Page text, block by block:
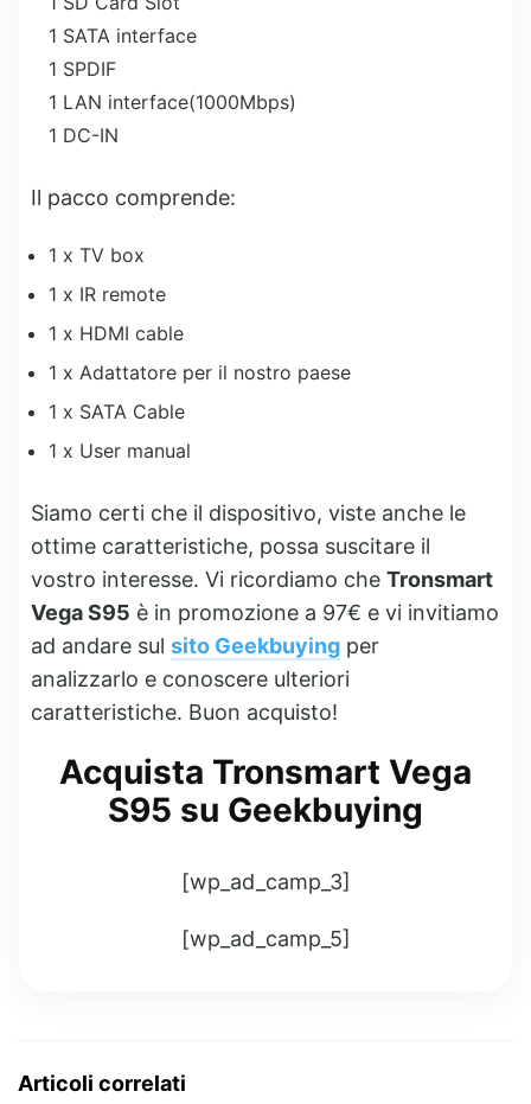
1 SATA interface
1 SPDIF
1 LAN interface(1000Mbps)
1 DC-IN
Il pacco comprende:
1 x TV box
1 x IR remote
1 x HDMI cable
1 x Adattatore per il nostro paese
1 x SATA Cable
1 x User manual
Siamo certi che il dispositivo, viste anche le
ottime caratteristiche, possa suscitare il
vostro interesse. Vi ricordiamo che Tronsmart
Vega S95 è in promozione a 97€ e vi invitiamo
ad andare sul sito Geekbuying per
analizzarlo e conoscere ulteriori
caratteristiche. Buon acquisto!
Acquista Tronsmart Vega
S95 su Geekbuying
[wp_ad_camp_3]
[wp_ad_camp_5]
Articoli correlati